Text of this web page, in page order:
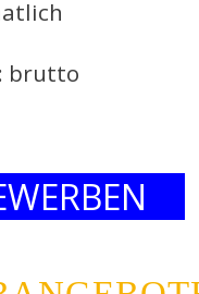
: brutto